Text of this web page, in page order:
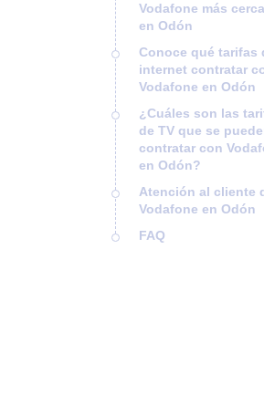
Vodafone más
en Odón
Conoce qué tarifas
internet contratar
Vodafone en Odón
¿Cuáles son las
de TV que se
contratar con
en Odón?
Atención al cliente
Vodafone en Odón
FAQ